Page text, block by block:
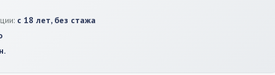
с 18 лет, без стажа